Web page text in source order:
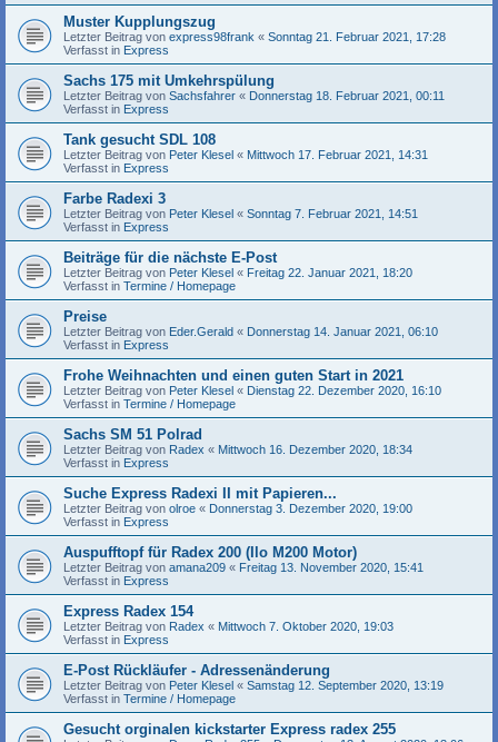
Muster Kupplungszug
Letzter Beitrag von express98frank « Sonntag 21. Februar 2021, 17:28
Verfasst in Express
Sachs 175 mit Umkehrspülung
Letzter Beitrag von Sachsfahrer « Donnerstag 18. Februar 2021, 00:11
Verfasst in Express
Tank gesucht SDL 108
Letzter Beitrag von Peter Klesel « Mittwoch 17. Februar 2021, 14:31
Verfasst in Express
Farbe Radexi 3
Letzter Beitrag von Peter Klesel « Sonntag 7. Februar 2021, 14:51
Verfasst in Express
Beiträge für die nächste E-Post
Letzter Beitrag von Peter Klesel « Freitag 22. Januar 2021, 18:20
Verfasst in Termine / Homepage
Preise
Letzter Beitrag von Eder.Gerald « Donnerstag 14. Januar 2021, 06:10
Verfasst in Express
Frohe Weihnachten und einen guten Start in 2021
Letzter Beitrag von Peter Klesel « Dienstag 22. Dezember 2020, 16:10
Verfasst in Termine / Homepage
Sachs SM 51 Polrad
Letzter Beitrag von Radex « Mittwoch 16. Dezember 2020, 18:34
Verfasst in Express
Suche Express Radexi II mit Papieren...
Letzter Beitrag von olroe « Donnerstag 3. Dezember 2020, 19:00
Verfasst in Express
Auspufftopf für Radex 200 (Ilo M200 Motor)
Letzter Beitrag von amana209 « Freitag 13. November 2020, 15:41
Verfasst in Express
Express Radex 154
Letzter Beitrag von Radex « Mittwoch 7. Oktober 2020, 19:03
Verfasst in Express
E-Post Rückläufer - Adressenänderung
Letzter Beitrag von Peter Klesel « Samstag 12. September 2020, 13:19
Verfasst in Termine / Homepage
Gesucht orginalen kickstarter Express radex 255